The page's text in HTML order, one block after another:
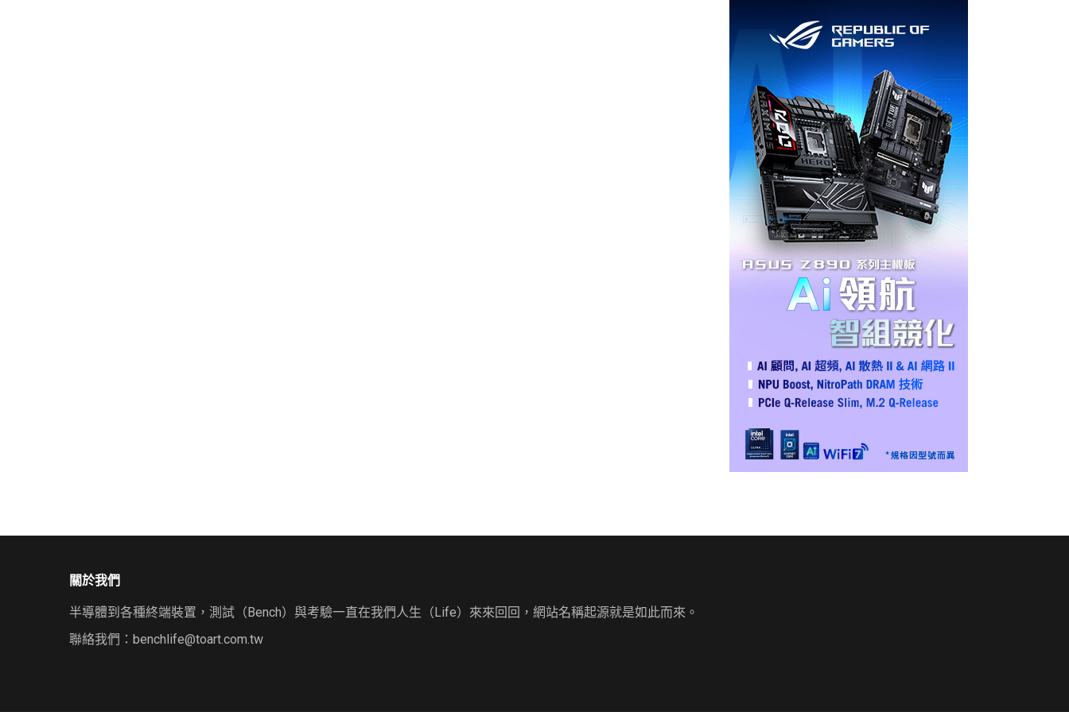
關於我們
半導體到各種終端裝置，測試（Bench）與考驗一直在我們人生（Life）來來回回，網站名稱起源就是如此而來。
聯絡我們： benchlife@toart.com.tw